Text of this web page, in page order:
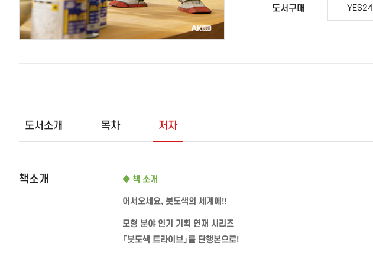
도서구매 YES24
도서소개 목차 저자
책소개 ◆ 책 소개
어서오세요, 붓도색의 세계에 !!
모형 분야 인기 기획 연재 시리즈
「붓도색 트라이브」를 단행본으로!